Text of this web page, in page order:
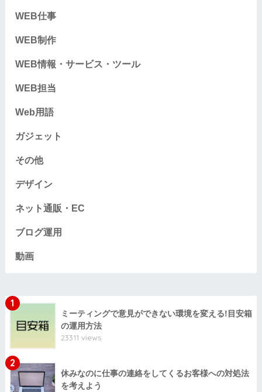
WEB仕事
WEB制作
WEB情報・サービス・ツール
WEB担当
Web用語
ガジェット
その他
デザイン
ネット通販・EC
ブログ運用
動画
1
ミーティングで意見ができない環境を変える!目安箱
の運用方法
23311 views
2
休みなのに仕事の連絡をしてくるお客様への対処法
を考えよう